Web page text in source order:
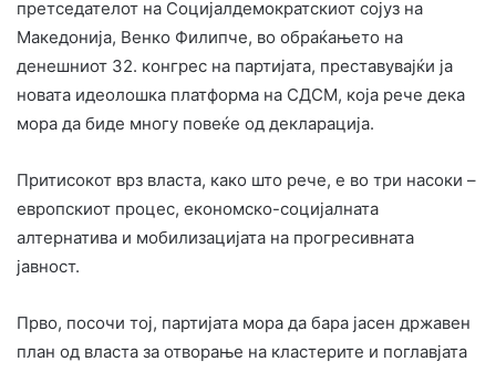
претседателот на Социјалдемократскиот сојуз на
Македонија, Венко Филипче, во обраќањето на
денешниот 32. конгрес на партијата, преставувајќи ја
новата идеолошка платформа на СДСМ, која рече дека
мора да биде многу повеќе од декларација.
Притисокот врз власта, како што рече, е во три насоки –
европскиот процес, економско-социјалната
алтернатива и мобилизацијата на прогресивната
јавност.
Прво, посочи тој, партијата мора да бара јасен државен
план од власта за отворање на кластерите и поглавјата